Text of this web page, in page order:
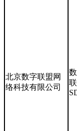
北京数字联盟网
络科技有限公司